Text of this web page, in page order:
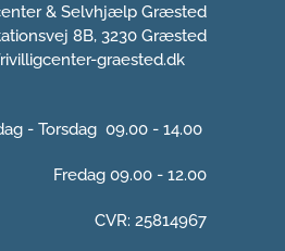
& Selvhjælp Græsted
8B, 3230 Græsted
graested.dk
- Torsdag 09.00 - 14.00
Fredag 09.00 - 12.00
CVR: 25814967